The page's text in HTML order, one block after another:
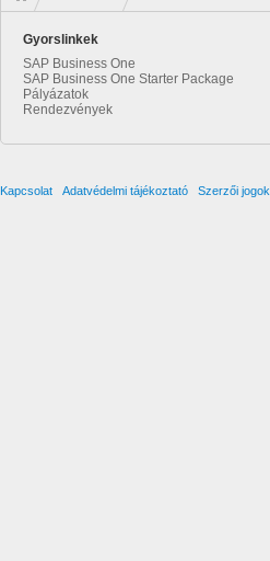
Gyorslinkek
SAP Business One
SAP Business One Starter Package
Pályázatok
Rendezvények
Kapcsolat Adatvédelmi tájékoztató Szerzői jogok